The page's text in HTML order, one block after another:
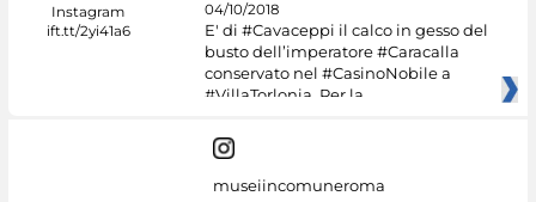
04/10/2018
E' di #Cavaceppi il calco in gesso del
busto dell’imperatore #Caracalla
conservato nel #CasinoNobile a
#VillaTorlonia. Per la
museiincomuneroma